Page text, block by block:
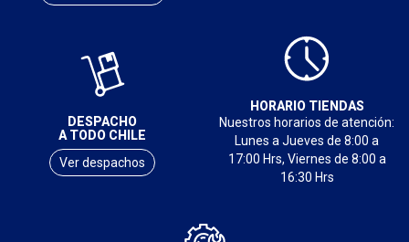
DESPACHO
A TODO CHILE
Ver despachos
HORARIO TIENDAS
Nuestros horarios de atención:
Lunes a Jueves de 8:00 a
17:00 Hrs, Viernes de 8:00 a
16:30 Hrs